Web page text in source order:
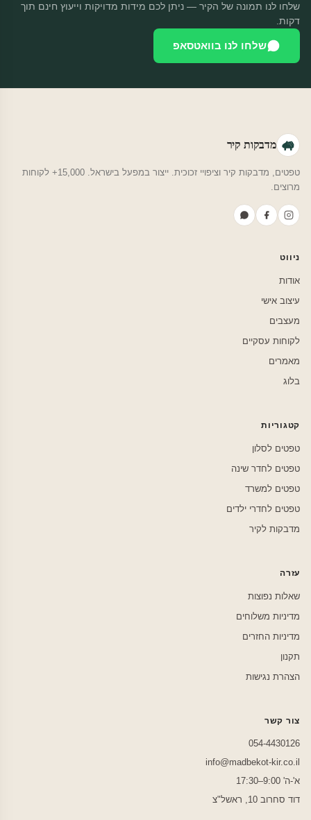
שלחו לנו תמונה של הקיר — ניתן לכם מידות מדויקות וייעוץ חינם תוך
דקות.
שלחו לנו בוואטסאפ
מדבקות קיר
טפטים, מדבקות קיר וציפויי זכוכית. ייצור במפעל בישראל. 15,000+ לקוחות
מרוצים.
ניווט
אודות
עיצוב אישי
מעצבים
לקוחות עסקיים
מאמרים
בלוג
קטגוריות
טפטים לסלון
טפטים לחדר שינה
טפטים למשרד
טפטים לחדרי ילדים
מדבקות לקיר
עזרה
שאלות נפוצות
מדיניות משלוחים
מדיניות החזרים
תקנון
הצהרת נגישות
צור קשר
054-4430126
info@madbekot-kir.co.il
א'-ה' 9:00–17:30
דוד סחרוב 10, ראשל"צ